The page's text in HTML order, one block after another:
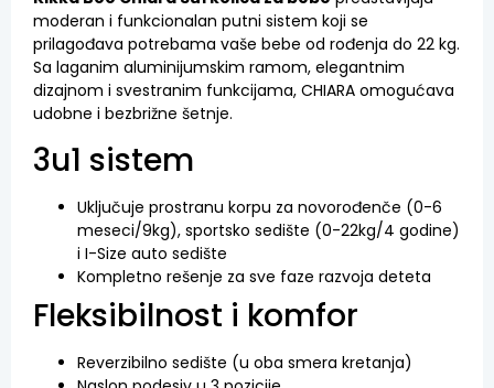
moderan i funkcionalan putni sistem koji se
prilagođava potrebama vaše bebe od rođenja do 22 kg.
Sa laganim aluminijumskim ramom, elegantnim
dizajnom i svestranim funkcijama, CHIARA omogućava
udobne i bezbrižne šetnje.
3u1 sistem
Uključuje prostranu korpu za novorođenče (0-6
meseci/9kg), sportsko sedište (0-22kg/4 godine)
i I-Size auto sedište
Kompletno rešenje za sve faze razvoja deteta
Fleksibilnost i komfor
Reverzibilno sedište (u oba smera kretanja)